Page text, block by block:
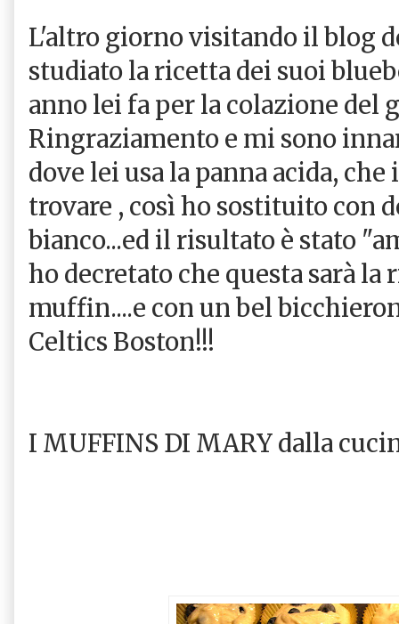
L'altro giorno visitando il blog
studiato la ricetta dei suoi
anno lei fa per la colazione del
Ringraziamento e mi sono
dove lei usa la panna acida,
trovare , così ho sostituito con
bianco...ed il risultato è stato
ho decretato che questa sarà
muffin....e con un bel
Celtics Boston!!!
I MUFFINS DI MARY dalla